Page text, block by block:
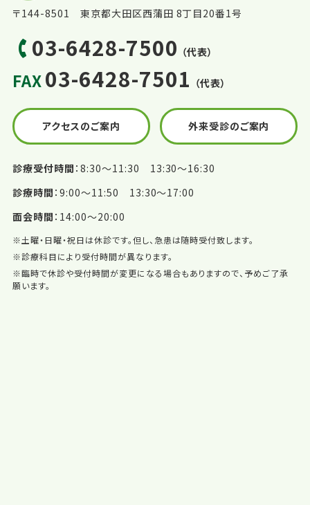
〒144-8501 東京都大田区西蒲田 8丁目20番1号
03-6428-7500 （代表）
FAX03-6428-7501 （代表）
アクセスのご案内 外来受診のご案内
診療受付時間 8:30〜11:30 13:30〜16:30
診療時間 9:00〜11:50 13:30〜17:00
面会時間 14:00〜20:00
※土曜・日曜・祝日は休診です。但し、急患は随時受付致します。
※診療科目により受付時間が異なります。
※臨時で休診や受付時間が変更になる場合もありますので、予めご了承
願います。